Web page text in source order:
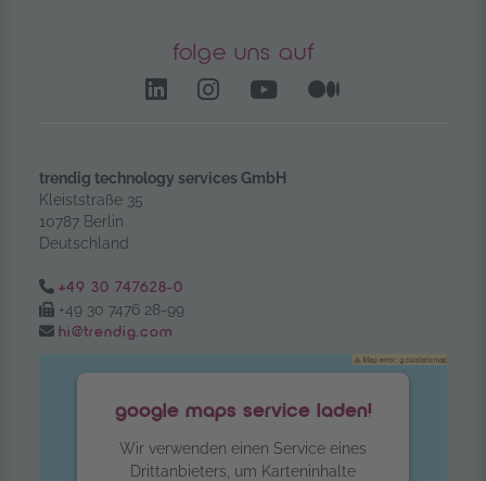
folge uns auf
LinkedIn – öffnet in einem
Instagram öffnet in
YouTube
trendig technology services GmbH
Kleiststraße 35
10787 Berlin
Deutschland
Tel.:
+49 30 747628-0
Fax:
+49 30 7476 28-99
Email:
hi@trendig.com
google maps service laden!
Wir verwenden einen Service eines
Drittanbieters, um Karteninhalte